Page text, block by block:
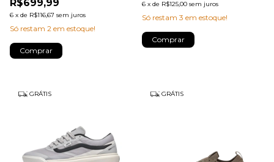
R$699,99
6 x de R$116,67 sem juros
Só restam 2 em estoque!
Comprar
6 x de R$125,00 sem juros
Só restam 3 em estoque!
Comprar
GRÁTIS GRÁTIS